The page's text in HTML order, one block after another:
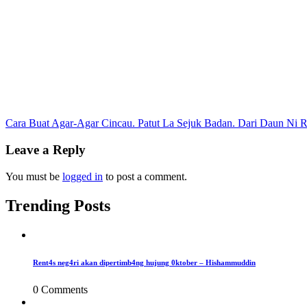
Post
navigation
Cara Buat Agar-Agar Cincau. Patut La Sejuk Badan. Dari Daun Ni
Leave a Reply
You must be logged in to post a comment.
Trending Posts
Rent4s neg4ri akan dipertimb4ng hujung 0ktober – Hishammuddin
0 Comments